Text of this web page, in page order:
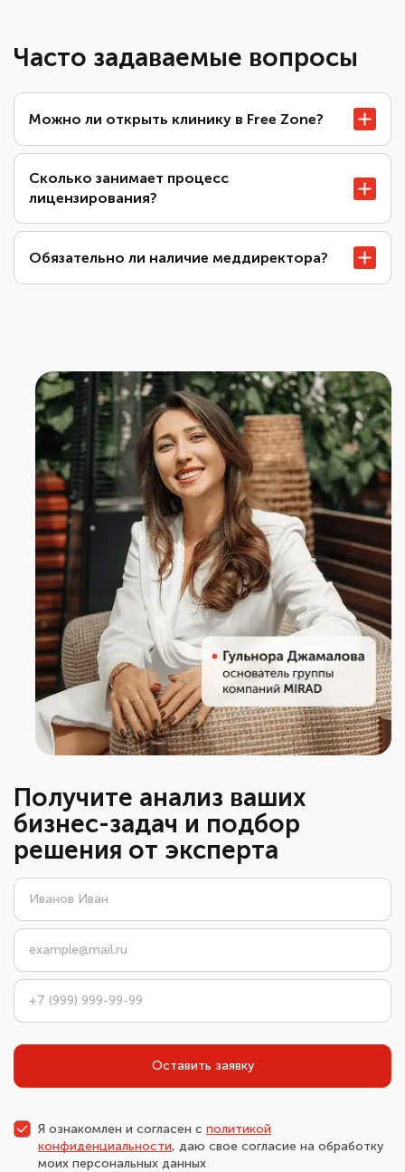
Часто задаваемые вопросы
Можно ли открыть клинику в Free Zone?
Сколько занимает процесс
лицензирования?
Обязательно ли наличие меддиректора?
Получите анализ ваших
бизнес-задач и подбор
решения от эксперта
Оставить заявку
Я ознакомлен и согласен с политикой
конфиденциальности, даю свое согласие на обработку
моих персональных данных